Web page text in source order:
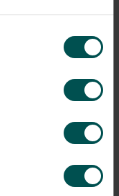
Lägg i varukorgen